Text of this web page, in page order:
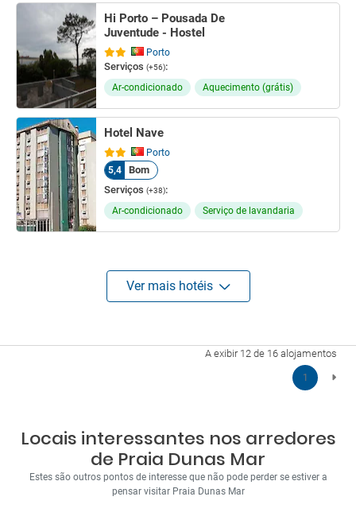
Hi Porto – Pousada De
Juventude - Hostel
Porto
Serviços (+56):
Ar-condicionado Aquecimento (grátis)
Hotel Nave
Porto
5,4
Bom
Serviços (+38):
Ar-condicionado Serviço de lavandaria
Ver mais hotéis
A exibir 12 de 16 alojamentos
1
Locais interessantes nos arredores
de Praia Dunas Mar
Estes são outros pontos de interesse que não pode perder se estiver a
pensar visitar Praia Dunas Mar